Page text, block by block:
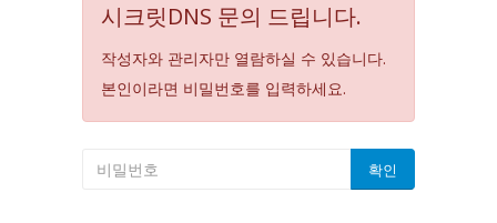
시크릿DNS 문의 드립니다.
작성자와 관리자만 열람하실 수 있습니다.
본인이라면 비밀번호를 입력하세요.
확인